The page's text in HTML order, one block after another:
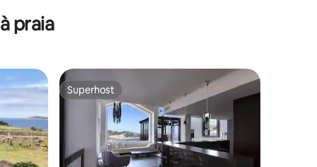
praia
Superhost
Superhost